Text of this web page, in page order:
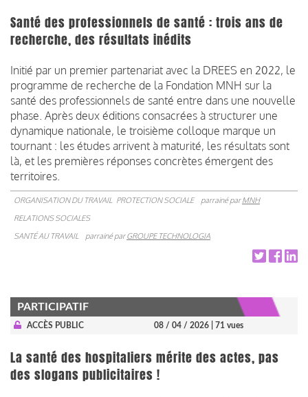
Santé des professionnels de santé : trois ans de
recherche, des résultats inédits
Initié par un premier partenariat avec la DREES en 2022, le
programme de recherche de la Fondation MNH sur la
santé des professionnels de santé entre dans une nouvelle
phase. Après deux éditions consacrées à structurer une
dynamique nationale, le troisième colloque marque un
tournant : les études arrivent à maturité, les résultats sont
là, et les premières réponses concrètes émergent des
territoires.
ORGANISATION DU TRAVAIL PROTECTION SOCIALE parrainé parMNH
RELATIONS SOCIALES
SANTÉ AU TRAVAIL
parrainé parGROUPE TECHNOLOGIA
PARTICIPATIF
ACCÈS PUBLIC 08 / 04 / 2026 | 71 vues
La santé des hospitaliers mérite des actes, pas
des slogans publicitaires !